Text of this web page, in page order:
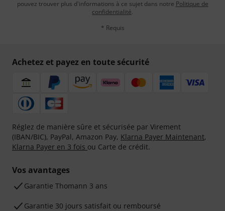
pouvez trouver plus d'informations à ce sujet dans notre Politique de
confidentialité.
* Requis
Achetez et payez en toute sécurité
Réglez de manière sûre et sécurisée par Virement
(IBAN/BIC), PayPal, Amazon Pay, Klarna Payer Maintenant,
Klarna Payer en 3 fois ou Carte de crédit.
Vos avantages
Ga­ran­tie Thomann 3 ans
Garantie 30 jours satisfait ou remboursé